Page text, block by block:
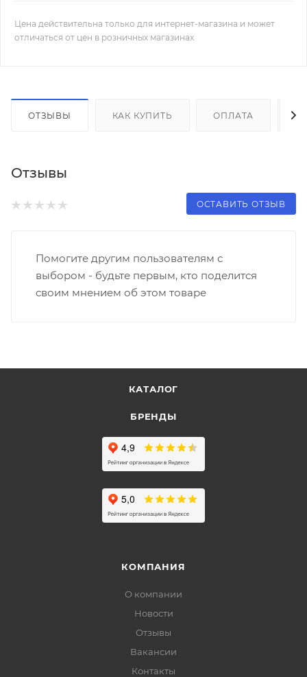
Цена действительна только для интернет-магазина и может
отличаться от цен в розничных магазинах
ОТЗЫВЫ КАК КУПИТЬ ОПЛАТА
Отзывы
ОСТАВИТЬ ОТЗЫВ
Помогите другим пользователям с
выбором - будьте первым, кто поделится
своим мнением об этом товаре
КАТАЛОГ
БРЕНДЫ
КОМПАНИЯ
О компании
Новости
Отзывы
Вакансии
Контакты